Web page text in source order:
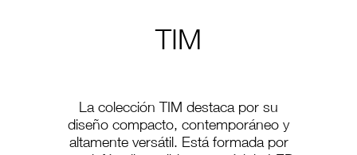
TIM
La colección TIM destaca por su
diseño compacto, contemporáneo y
altamente versátil. Está formada por